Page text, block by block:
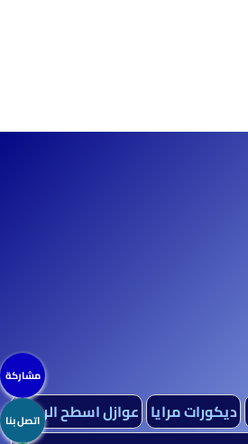
ديكورات مرايا عوازل اسطح الرياض
مشاركة
اتصل بنا